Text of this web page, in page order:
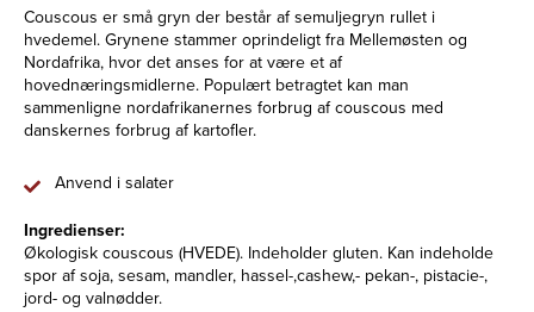
Couscous er små gryn der består af semuljegryn rullet i
hvedemel. Grynene stammer oprindeligt fra Mellemøsten og
Nordafrika, hvor det anses for at være et af
hovednæringsmidlerne. Populært betragtet kan man
sammenligne nordafrikanernes forbrug af couscous med
danskernes forbrug af kartofler.
Anvend i salater
Ingredienser:
Økologisk couscous (HVEDE). Indeholder gluten. Kan indeholde
spor af soja, sesam, mandler, hassel-,cashew,- pekan-, pistacie-,
jord- og valnødder.